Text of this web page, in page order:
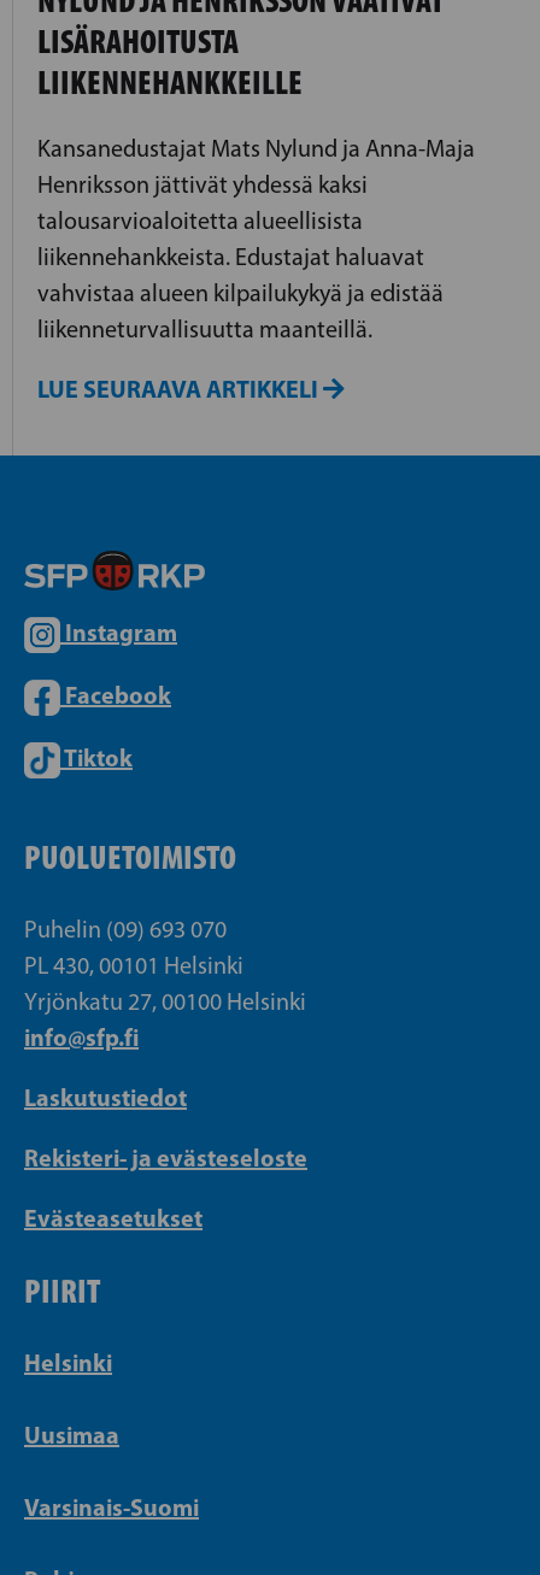
LISÄRAHOITUSTA
LIIKENNEHANKKEILLE
Kansanedustajat Mats Nylund ja Anna-Maja
Henriksson jättivät yhdessä kaksi
talousarvioaloitetta alueellisista
liikennehankkeista. Edustajat haluavat
vahvistaa alueen kilpailukykyä ja edistää
liikenneturvallisuutta maanteillä.
LUE SEURAAVA ARTIKKELI
Instagram
Facebook
Tiktok
PUOLUETOIMISTO
Puhelin (09) 693 070
PL 430, 00101 Helsinki
Yrjönkatu 27, 00100 Helsinki
info@sfp.fi
Laskutustiedot
Rekisteri- ja evästeseloste
Evästeasetukset
PIIRIT
Helsinki
Uusimaa
Varsinais-Suomi